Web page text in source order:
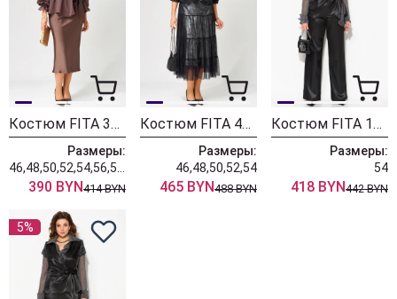
Костюм FITA 3191 шоколад
Размеры:
390 BYN414 BYN
Костюм FITA 4141
Размеры:
46,48,50,52,54
465 BYN488 BYN
Костюм FITA 1924 черно-серый
Размеры:
54
418 BYN442 BYN
5%